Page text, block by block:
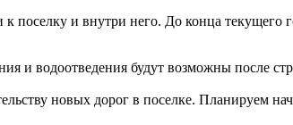
поселку и внутри него. До конца текущего
и водоотведения будут возможны после
новых дорог в поселке. Планируем